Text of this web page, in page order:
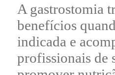
A gastrostomia
benefícios
indicada e
profissionais de